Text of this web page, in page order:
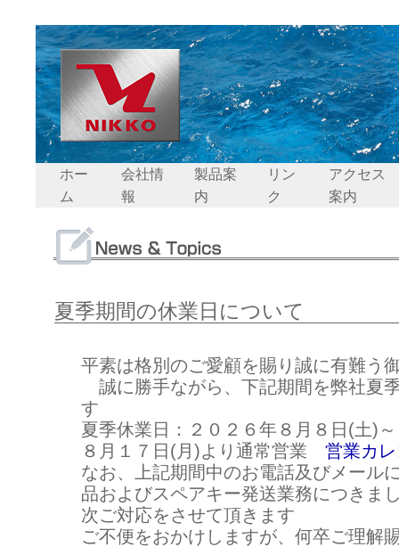
ホー
ム
会社情
報
製品案
内
リン
ク
アクセス
案内
夏季期間の休業日について
平素は格別のご愛顧を賜り誠に有難う
誠に勝手ながら、下記期間を弊社夏
す
夏季休業日：２０２６年８月８日(土)
８月１７日(月)より通常営業 営業カ
なお、上記期間中のお電話及びメール
品およびスペアキー発送業務につきま
次ご対応をさせて頂きます
ご不便をおかけしますが、何卒ご理解